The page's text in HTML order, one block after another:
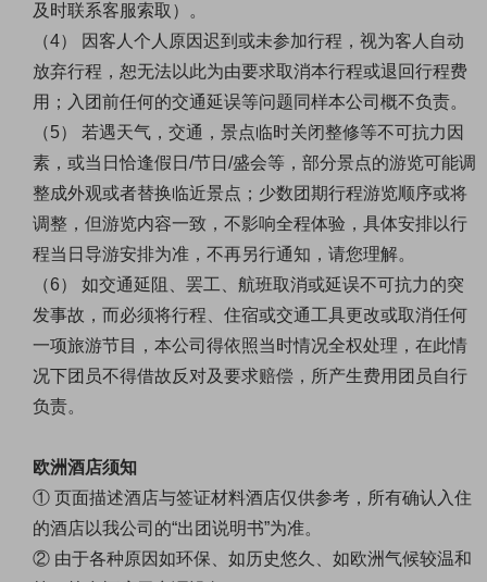
及时联系客服索取）。
（4） 因客人个人原因迟到或未参加行程，视为客人自动
放弃行程，恕无法以此为由要求取消本行程或退回行程费
用；入团前任何的交通延误等问题同样本公司概不负责。
（5） 若遇天气，交通，景点临时关闭整修等不可抗力因
素，或当日恰逢假日/节日/盛会等，部分景点的游览可能调
整成外观或者替换临近景点；少数团期行程游览顺序或将
调整，但游览内容一致，不影响全程体验，具体安排以行
程当日导游安排为准，不再另行通知，请您理解。
（6） 如交通延阻、罢工、航班取消或延误不可抗力的突
发事故，而必须将行程、住宿或交通工具更改或取消任何
一项旅游节目，本公司得依照当时情况全权处理，在此情
况下团员不得借故反对及要求赔偿，所产生费用团员自行
负责。
欧洲酒店须知
① 页面描述酒店与签证材料酒店仅供参考，所有确认入住
的酒店以我公司的“出团说明书”为准。
② 由于各种原因如环保、如历史悠久、如欧洲气候较温和